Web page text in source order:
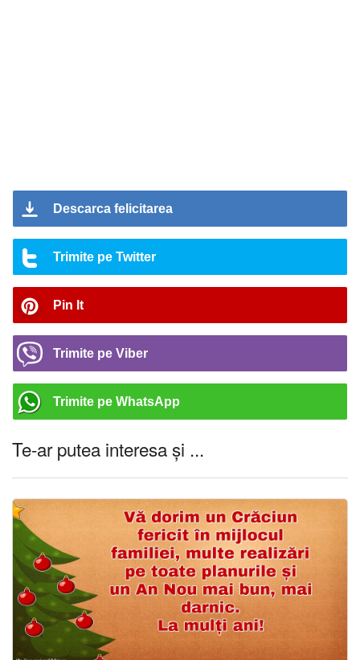
Descarca felicitarea
Trimite pe Twitter
Pin It
Trimite pe Viber
Trimite pe WhatsApp
Te-ar putea interesa și ...